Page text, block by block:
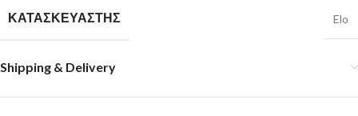
ΚΑΤΑΣΚΕΥΑΣΤΉΣ Elo
Shipping & Delivery